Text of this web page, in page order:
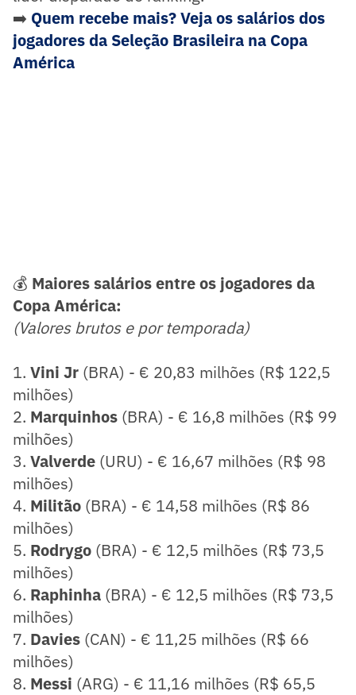
➡️ Quem recebe mais? Veja os salários dos
jogadores da Seleção Brasileira na Copa
América
💰 Maiores salários entre os jogadores da
Copa América:
(Valores brutos e por temporada)
1. Vini Jr (BRA) - € 20,83 milhões (R$ 122,5
milhões)
2. Marquinhos (BRA) - € 16,8 milhões (R$ 99
milhões)
3. Valverde (URU) - € 16,67 milhões (R$ 98
milhões)
4. Militão (BRA) - € 14,58 milhões (R$ 86
milhões)
5. Rodrygo (BRA) - € 12,5 milhões (R$ 73,5
milhões)
6. Raphinha (BRA) - € 12,5 milhões (R$ 73,5
milhões)
7. Davies (CAN) - € 11,25 milhões (R$ 66
milhões)
8. Messi (ARG) - € 11,16 milhões (R$ 65,5